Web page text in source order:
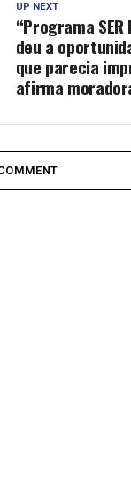
UP NEXT
“Programa
deu a
que parecia
afirma